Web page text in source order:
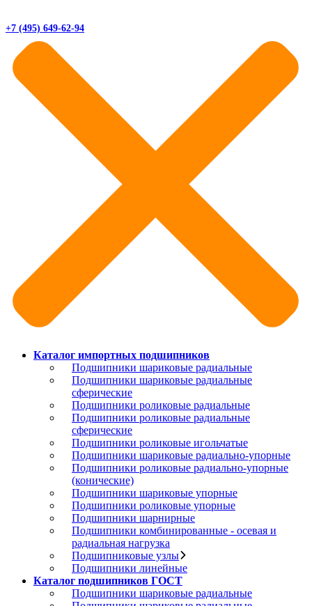
+7 (495) 649-62-94
Каталог импортных подшипников
Подшипники шариковые радиальные
Подшипники шариковые радиальные
сферические
Подшипники роликовые радиальные
Подшипники роликовые радиальные
сферические
Подшипники роликовые игольчатые
Подшипники шариковые радиально-упорные
Подшипники роликовые радиально-упорные
(конические)
Подшипники шариковые упорные
Подшипники роликовые упорные
Подшипники шарнирные
Подшипники комбинированные - осевая и
радиальная нагрузка
Подшипниковые узлы
Подшипники линейные
Каталог подшипников ГОСТ
Подшипники шариковые радиальные